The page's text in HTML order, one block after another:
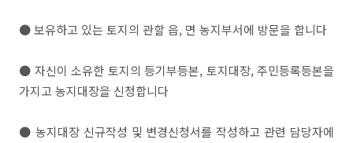
● 보유하고 있는 토지의 관할 읍, 면 농지부서에 방문을 합니다
● 자신이 소유한 토지의 등기부등본, 토지대장, 주민등록등본을
가지고 농지대장을 신청합니다
● 농지대장 신규작성 및 변경신청서를 작성하고 관련 담당자에